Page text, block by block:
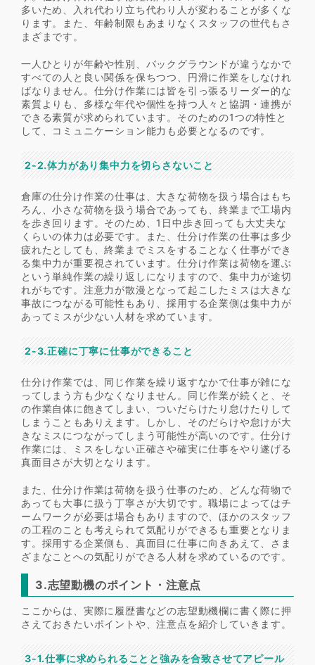
多いため、入れ代わり立ち代わり人が変わることが多くな
ります。また、年齢制限もあまりなくスタッフの世代もさ
まざまです。
一人ひとりが年齢や性別、バックグラウンドが違うなかで
すべての人と良い関係を保ちつつ、円滑に作業をしなけれ
ばなりません。仕分け作業には皆を引っ張るリーダー的な
素質よりも、多様な年代や個性を持つ人々と協調・連携が
できる素質が求められています。そのための1つの特性と
して、コミュニケーション能力も必要となるのです。
2-2.体力があり集中力を切らさないこと
倉庫の仕分け作業の仕事は、大きな荷物を扱う場合はもち
ろん、小さな荷物を扱う場合であっても、終業まで工場内
を歩き回ります。そのため、1日中歩き回っても大丈夫な
くらいの体力は必要です。また、仕分け作業の仕事は多少
疲れたとしても、終業までミスをすることなく仕事ができ
る集中力が重要視されています。仕分け作業は荷物を運ぶ
という単純作業の繰り返しになりますので、集中力が途切
れがちです。注意力が散漫となって起こしたミスは大きな
事故につながる可能性もあり、採用する企業側は集中力が
あってミスが少ない人材を求めています。
2-3.正確に丁寧に仕事ができること
仕分け作業では、同じ作業を繰り返すなかで仕事が雑にな
ってしまう方も少なくなりません。同じ作業が続くと、そ
の作業自体に飽きてしまい、ついだらけたり怠けたりして
しまうこともありえます。しかし、そのだらけや怠けが大
きなミスにつながってしまう可能性が高いのです。仕分け
作業には、ミスをしない正確さや確実に仕事をやり遂げる
真面目さが大切となります。
また、仕分け作業は荷物を扱う仕事のため、どんな荷物で
あっても大事に扱う丁寧さが大切です。職場によってはチ
ームワークが必要は場合もありますので、ほかのスタッフ
の工程のことも考えられて気配りができるも重要となりま
す。採用する企業側も、真面目に仕事に向きあえて、さま
ざまなことへの気配りができる人材を求めているのです。
3.志望動機のポイント・注意点
ここからは、実際に履歴書などの志望動機欄に書く際に押
さえておきたいポイントや、注意点を紹介していきます。
3-1.仕事に求められることと強みを合致させてアピール